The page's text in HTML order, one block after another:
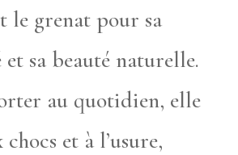
le grenat pour sa
sa beauté naturelle.
au quotidien, elle
et à l’usure,